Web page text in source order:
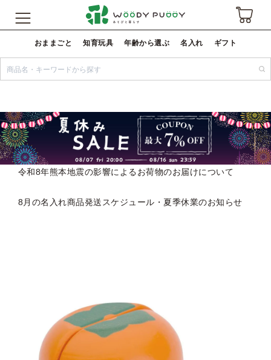
おままごと 知育玩具 年齢から選ぶ 名入れ ギフト
令和8年熊本地震の影響によるお荷物のお届けについて
8月の名入れ商品発送スケジュール・夏季休業のお知らせ